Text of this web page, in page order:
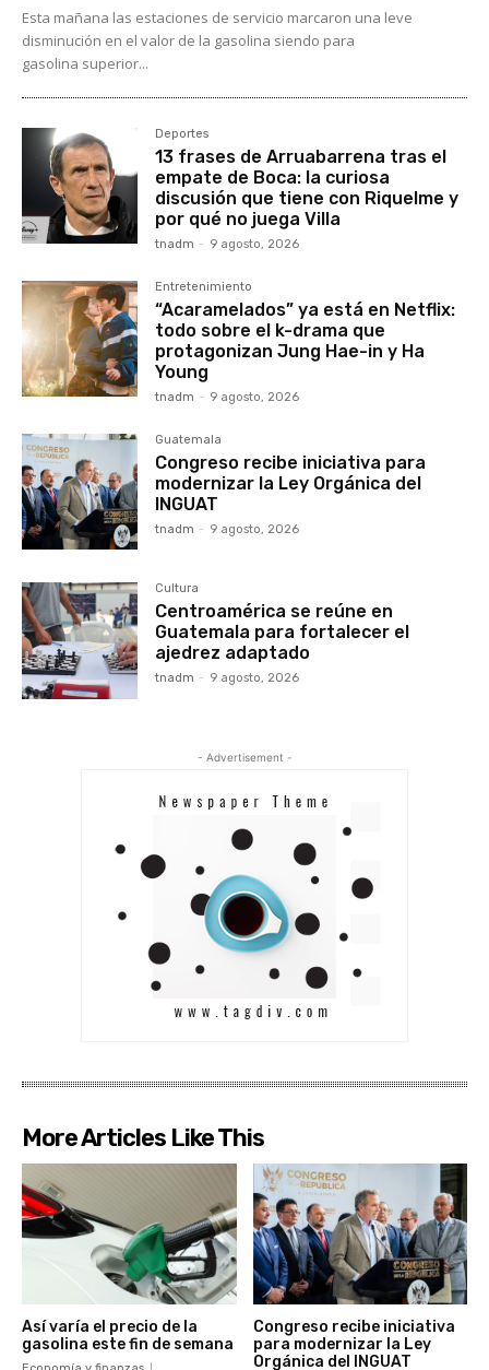
Esta mañana las estaciones de servicio marcaron una leve
disminución en el valor de la gasolina siendo para
gasolina superior...
Deportes
13 frases de Arruabarrena tras el
empate de Boca: la curiosa
discusión que tiene con Riquelme y
por qué no juega Villa
tnadm - 9 agosto, 2026
Entretenimiento
“Acaramelados” ya está en Netflix:
todo sobre el k-drama que
protagonizan Jung Hae-in y Ha
Young
tnadm - 9 agosto, 2026
Guatemala
Congreso recibe iniciativa para
modernizar la Ley Orgánica del
INGUAT
tnadm - 9 agosto, 2026
Cultura
Centroamérica se reúne en
Guatemala para fortalecer el
ajedrez adaptado
tnadm - 9 agosto, 2026
- Advertisement -
More Articles Like This
Así varía el precio de la
gasolina este fin de semana
Congreso recibe iniciativa
para modernizar la Ley
Orgánica del INGUAT